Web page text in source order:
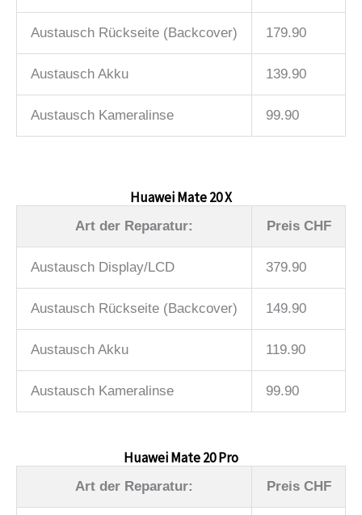
Austausch Rückseite (Backcover) 179.90
Austausch Akku 139.90
Austausch Kameralinse 99.90
Huawei Mate 20 X
Art der Reparatur: Preis CHF
Austausch Display/LCD 379.90
Austausch Rückseite (Backcover) 149.90
Austausch Akku 119.90
Austausch Kameralinse 99.90
Huawei Mate 20 Pro
Art der Reparatur: Preis CHF